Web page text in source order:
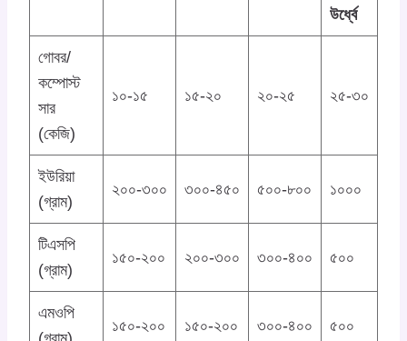
উর্ধ্বে
গোবর/
কম্পোস্ট
সার
(কেজি)
১০-১৫ ১৫-২০ ২০-২৫ ২৫-৩০
ইউরিয়া
(গ্রাম)
২০০-৩০০ ৩০০-৪৫০ ৫০০-৮০০ ১০০০
টিএসপি
(গ্রাম)
১৫০-২০০ ২০০-৩০০ ৩০০-৪০০ ৫০০
এমওপি
১৫০-২০০ ১৫০-২০০ ৩০০-৪০০ ৫০০